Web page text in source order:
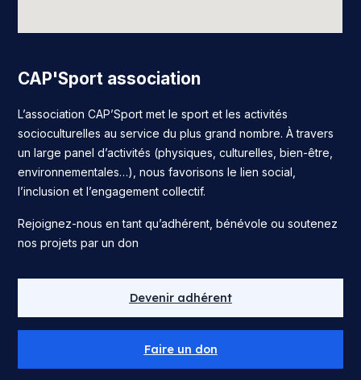
CAP'Sport association
L’association CAP’Sport met le sport et les activités
socioculturelles au service du plus grand nombre. À travers
un large panel d’activités (physiques, culturelles, bien-être,
environnementales…), nous favorisons le lien social,
l’inclusion et l’engagement collectif.
Rejoignez-nous en tant qu’adhérent, bénévole ou soutenez
nos projets par un don
Devenir adhérent
Faire un don